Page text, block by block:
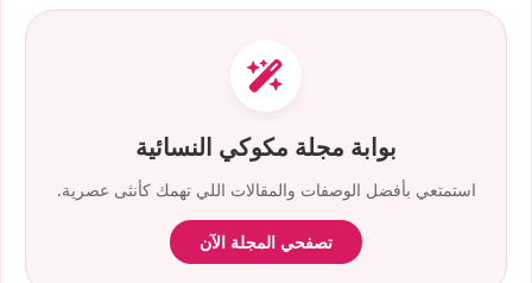
بوابة مجلة مكوكي النسائية
استمتعي بأفضل الوصفات والمقالات اللي تهمك كأنثى عصرية.
تصفحي المجلة الآن